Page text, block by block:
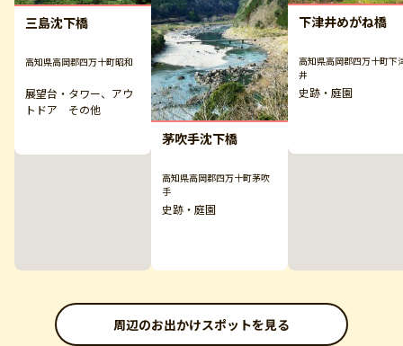
三島沈下橋
高知県高岡郡四万十町昭和
展望台・タワー、アウ
トドア その他
茅吹手沈下橋
高知県高岡郡四万十町茅吹
手
史跡・庭園
下津井めがね橋
高知県高岡郡四万十町下
井
史跡・庭園
周辺のお出かけスポットを見る